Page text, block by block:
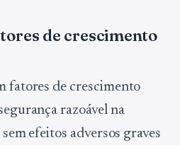
de crescimento
fatores de crescimento
razoável na
efeitos adversos graves